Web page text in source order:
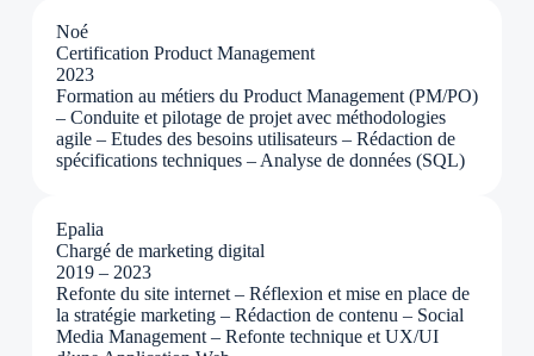
Noé
Certification Product Management
2023
Formation au métiers du Product Management (PM/PO)
– Conduite et pilotage de projet avec méthodologies
agile – Etudes des besoins utilisateurs – Rédaction de
spécifications techniques – Analyse de données (SQL)
Epalia
Chargé de marketing digital
2019 – 2023
Refonte du site internet – Réflexion et mise en place de
la stratégie marketing – Rédaction de contenu – Social
Media Management – Refonte technique et UX/UI